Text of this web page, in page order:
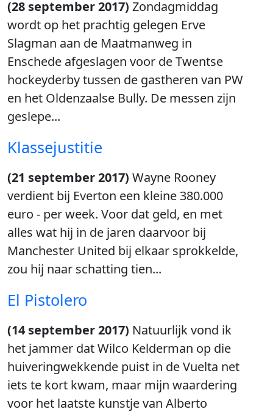
(28 september 2017) Zondagmiddag
wordt op het prachtig gelegen Erve
Slagman aan de Maatmanweg in
Enschede afgeslagen voor de Twentse
hockeyderby tussen de gastheren van PW
en het Oldenzaalse Bully. De messen zijn
geslepe...
Klassejustitie
(21 september 2017) Wayne Rooney
verdient bij Everton een kleine 380.000
euro - per week. Voor dat geld, en met
alles wat hij in de jaren daarvoor bij
Manchester United bij elkaar sprokkelde,
zou hij naar schatting tien...
El Pistolero
(14 september 2017) Natuurlijk vond ik
het jammer dat Wilco Kelderman op die
huiveringwekkende puist in de Vuelta net
iets te kort kwam, maar mijn waardering
voor het laatste kunstje van Alberto